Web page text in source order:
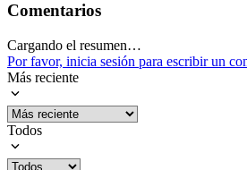
Comentarios
Cargando el resumen…
Por favor, inicia sesión para escribir un
Más reciente
Todos